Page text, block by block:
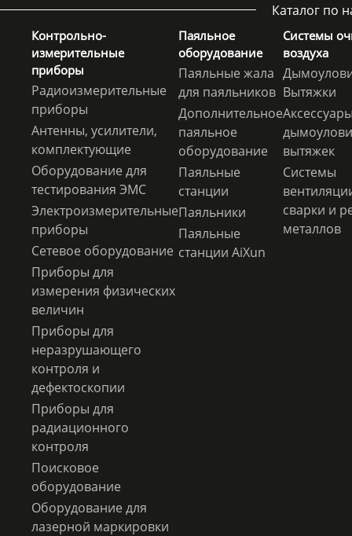
Каталог по
Контрольно-
измерительные
приборы
Радиоизмерительные
приборы
Антенны, усилители,
комплектующие
Оборудование для
тестирования ЭМС
Электроизмерительные
приборы
Сетевое оборудование
Приборы для
измерения физических
величин
Приборы для
неразрушающего
контроля и
дефектоскопии
Приборы для
радиационного
контроля
Поисковое
оборудование
Оборудование для
лазерной маркировки
Паяльное
оборудование
Паяльные жала
для паяльников
Дополнительное
паяльное
оборудование
Паяльные
станции
Паяльники
Паяльные
станции AiXun
Системы
воздуха
Вытяжки
вытяжек
Системы
сварки и
металлов